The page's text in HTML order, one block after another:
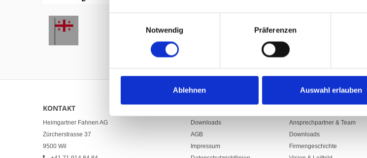
Notwendig
Präferenzen
Ablehnen Auswahl erlauben
KONTAKT
Heimgartner Fahnen AG
Zürcherstrasse 37
9500 Wil
LINKS
Downloads
AGB
Impressum
UNTERNEHMEN
Ansprechpartner & Team
Downloads
Firmengeschichte